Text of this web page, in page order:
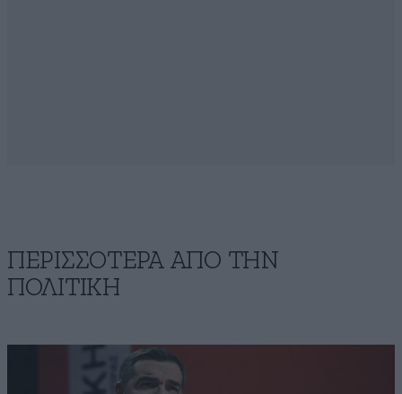
ΠΕΡΙΣΣΟΤΕΡΑ ΑΠΟ ΤΗΝ
ΠΟΛΙΤΙΚΗ